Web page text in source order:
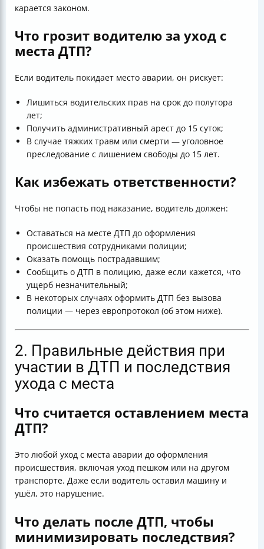
карается законом.
Что грозит водителю за уход с
места ДТП?
Если водитель покидает место аварии, он рискует:
Лишиться водительских прав на срок до полутора
лет;
Получить административный арест до 15 суток;
В случае тяжких травм или смерти — уголовное
преследование с лишением свободы до 15 лет.
Как избежать ответственности?
Чтобы не попасть под наказание, водитель должен:
Оставаться на месте ДТП до оформления
происшествия сотрудниками полиции;
Оказать помощь пострадавшим;
Сообщить о ДТП в полицию, даже если кажется, что
ущерб незначительный;
В некоторых случаях оформить ДТП без вызова
полиции — через европротокол (об этом ниже).
2. Правильные действия при
участии в ДТП и последствия
ухода с места
Что считается оставлением места
ДТП?
Это любой уход с места аварии до оформления
происшествия, включая уход пешком или на другом
транспорте. Даже если водитель оставил машину и
ушёл, это нарушение.
Что делать после ДТП, чтобы
минимизировать последствия?